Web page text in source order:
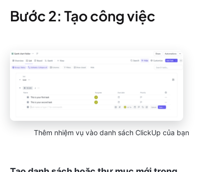
Bước 2: Tạo công việc
Thêm nhiệm vụ vào danh sách ClickUp của bạn